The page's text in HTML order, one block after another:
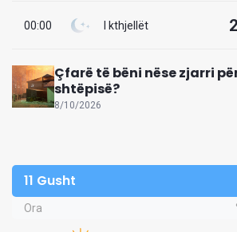
00:00 I kthjellët
Çfarë të bëni nëse zjarri
shtëpisë?
8/10/2026
11 Gusht
Ora